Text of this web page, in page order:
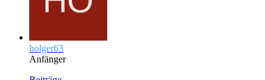
holger63
Anfänger